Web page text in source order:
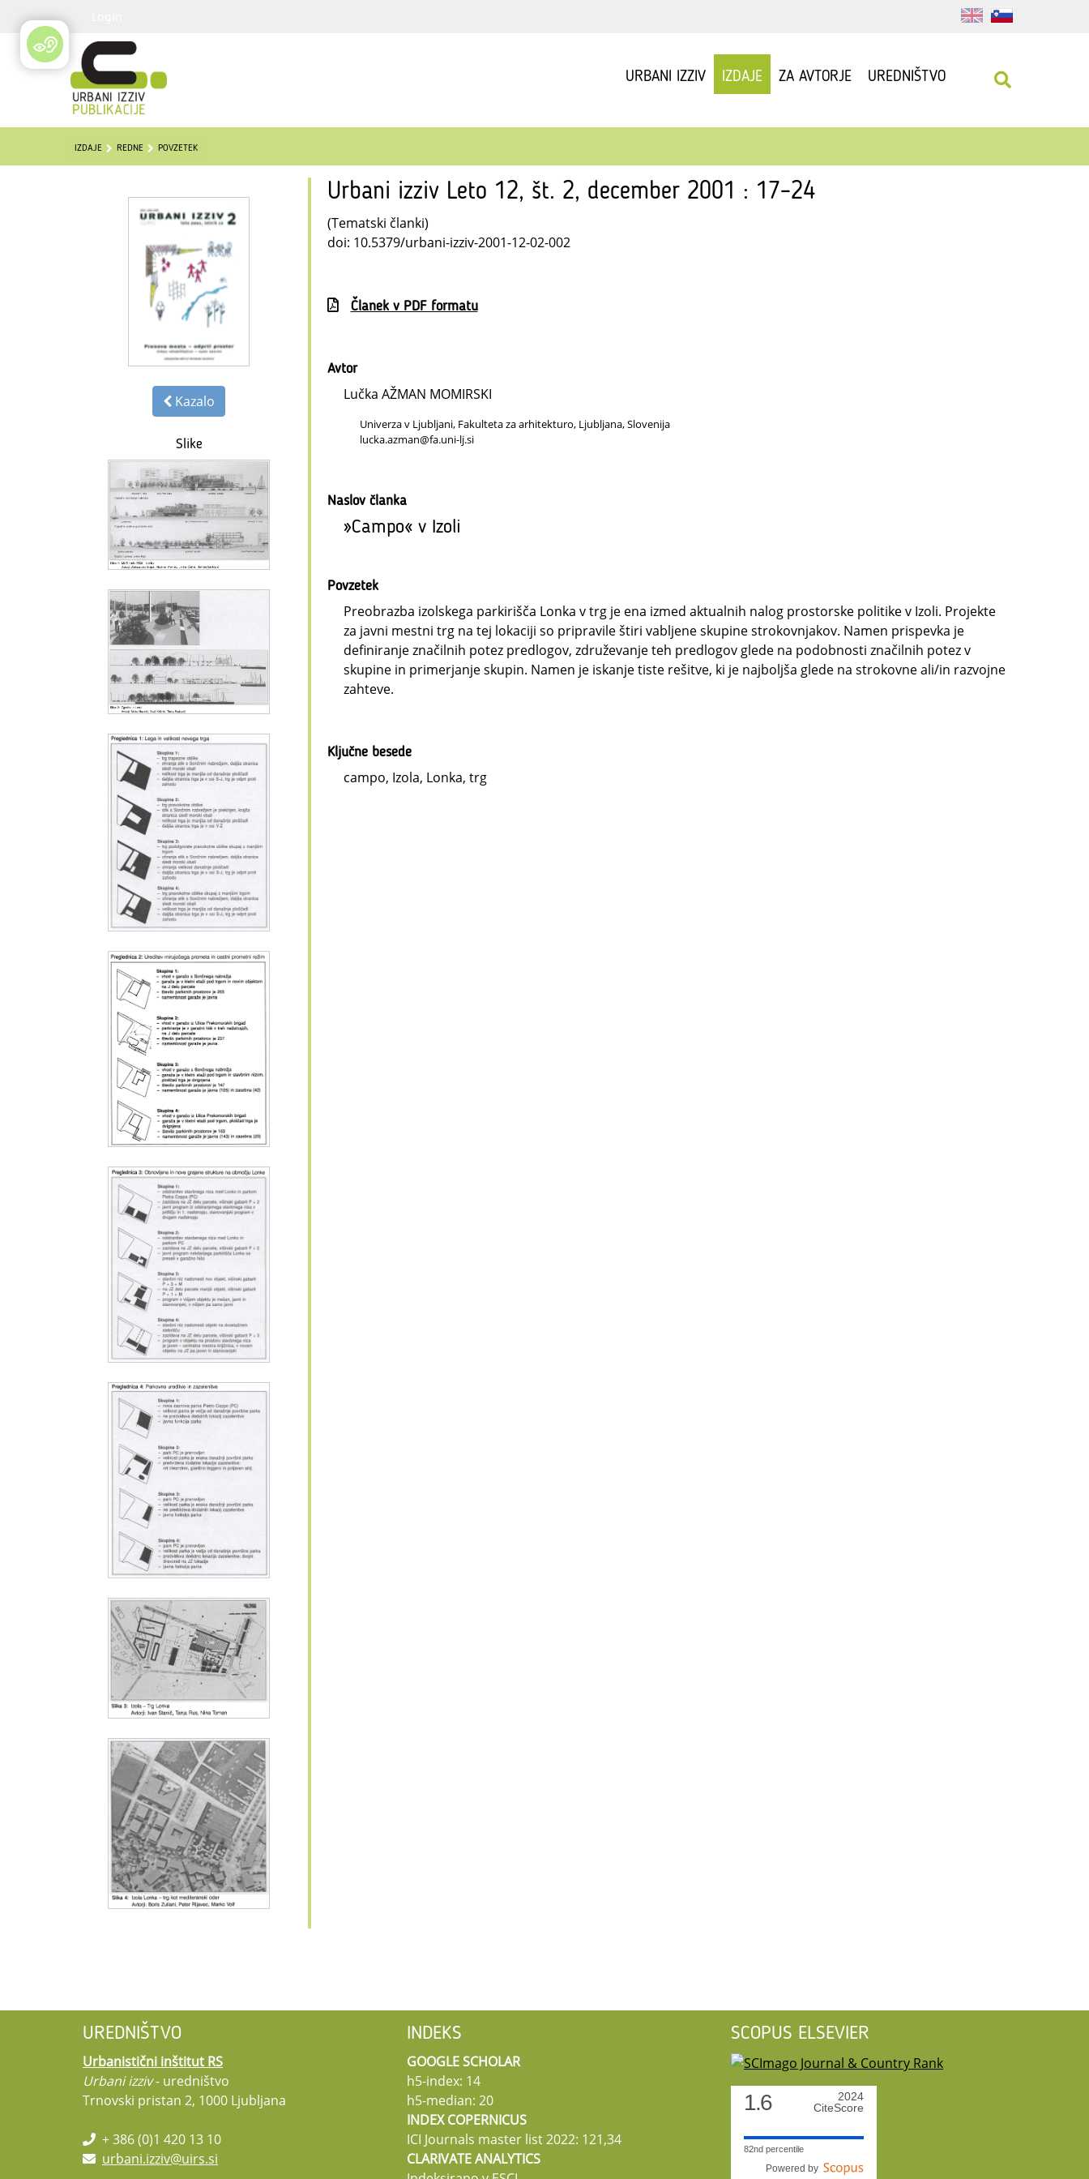
URBANI IZZIV IZDAJE ZA AVTORJE UREDNIŠTVO
IZDAJE REDNE POVZETEK
Kazalo
Slike
Urbani izziv Leto 12, št. 2, december 2001 : 17–24
(Tematski članki)
doi: 10.5379/urbani-izziv-2001-12-02-002
Članek v PDF formatu
Avtor
Lučka AŽMAN MOMIRSKI
Univerza v Ljubljani, Fakulteta za arhitekturo, Ljubljana, Slovenija
lucka.azman@fa.uni-lj.si
Naslov članka
»Campo« v Izoli
Povzetek
Preobrazba izolskega parkirišča Lonka v trg je ena izmed aktualnih nalog prostorske politike v Izoli. Projekte
za javni mestni trg na tej lokaciji so pripravile štiri vabljene skupine strokovnjakov. Namen prispevka je
definiranje značilnih potez predlogov, združevanje teh predlogov glede na podobnosti značilnih potez v
skupine in primerjanje skupin. Namen je iskanje tiste rešitve, ki je najboljša glede na strokovne ali/in razvojne
zahteve.
Ključne besede
campo, Izola, Lonka, trg
UREDNIŠTVO
Urbanistični inštitut RS
Urbani izziv- uredništvo
Trnovski pristan 2, 1000 Ljubljana
+ 386 (0)1 420 13 10
urbani.izziv@uirs.si
INDEKS
GOOGLE SCHOLAR
h5-index: 14
h5-median: 20
INDEX COPERNICUS
ICI Journals master list 2022: 121,34
CLARIVATE ANALYTICS
SCOPUS ELSEVIER
1.6
2024
CiteScore
82nd percentile
Powered by